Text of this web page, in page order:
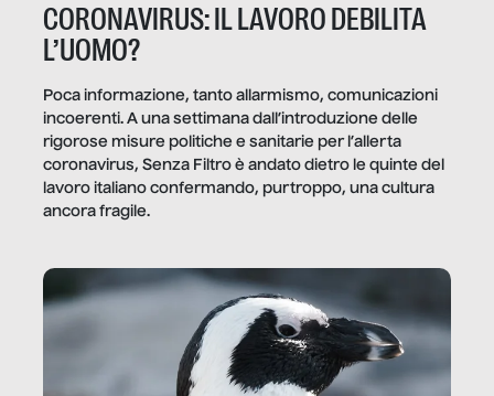
CORONAVIRUS: IL LAVORO DEBILITA
L’UOMO?
Poca informazione, tanto allarmismo, comunicazioni
incoerenti. A una settimana dall’introduzione delle
rigorose misure politiche e sanitarie per l’allerta
coronavirus, Senza Filtro è andato dietro le quinte del
lavoro italiano confermando, purtroppo, una cultura
ancora fragile.